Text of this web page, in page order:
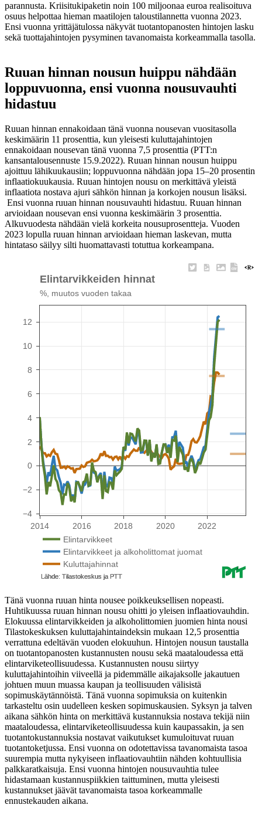
parannusta. Kriisitukipaketin noin 100 miljoonaa euroa realisoituva
osuus helpottaa hieman maatilojen taloustilannetta vuonna 2023.
Ensi vuonna yrittäjätulossa näkyvät tuotantopanosten hintojen lasku
sekä tuottajahintojen pysyminen tavanomaista korkeammalla tasolla.
Ruuan hinnan nousun huippu nähdään
loppuvuonna, ensi vuonna nousuvauhti
hidastuu
Ruuan hinnan ennakoidaan tänä vuonna nousevan vuositasolla
keskimäärin 11 prosenttia, kun yleisesti kuluttajahintojen
ennakoidaan nousevan tänä vuonna 7,5 prosenttia (PTT:n
kansantalousennuste 15.9.2022). Ruuan hinnan nousun huippu
ajoittuu lähikuukausiin; loppuvuonna nähdään jopa 15–20 prosentin
inflaatiokuukausia. Ruuan hintojen nousu on merkittävä yleistä
inflaatiota nostava ajuri sähkön hinnan ja korkojen nousun lisäksi.
Ensi vuonna ruuan hinnan nousuvauhti hidastuu. Ruuan hinnan
arvioidaan nousevan ensi vuonna keskimäärin 3 prosenttia.
Alkuvuodesta nähdään vielä korkeita nousuprosentteja. Vuoden
2023 lopulla ruuan hinnan arvioidaan hieman laskevan, mutta
hintataso säilyy silti huomattavasti totuttua korkeampana.
Tänä vuonna ruuan hinta nousee poikkeuksellisen nopeasti.
Huhtikuussa ruuan hinnan nousu ohitti jo yleisen inflaatiovauhdin.
Elokuussa elintarvikkeiden ja alkoholittomien juomien hinta nousi
Tilastokeskuksen kuluttajahintaindeksin mukaan 12,5 prosenttia
verrattuna edeltävän vuoden elokuuhun. Hintojen nousun taustalla
on tuotantopanosten kustannusten nousu sekä maataloudessa että
elintarviketeollisuudessa. Kustannusten nousu siirtyy
kuluttajahintoihin viiveellä ja pidemmälle aikajaksolle jakautuen
johtuen muun muassa kaupan ja teollisuuden välisistä
sopimuskäytännöistä. Tänä vuonna sopimuksia on kuitenkin
tarkasteltu osin uudelleen kesken sopimuskausien. Syksyn ja talven
aikana sähkön hinta on merkittävä kustannuksia nostava tekijä niin
maataloudessa, elintarviketeollisuudessa kuin kaupassakin, ja sen
tuotantokustannuksia nostavat vaikutukset kumuloituvat ruuan
tuotantoketjussa. Ensi vuonna on odotettavissa tavanomaista tasoa
suurempia mutta nykyiseen inflaatiovauhtiin nähden kohtuullisia
palkkaratkaisuja. Ensi vuonna hintojen nousuvauhtia tulee
hidastamaan kustannuspiikkien taittuminen, mutta yleisesti
kustannukset jäävät tavanomaista tasoa korkeammalle
ennustekauden aikana.